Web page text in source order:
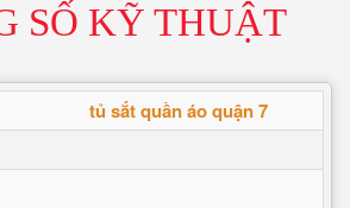
SỐ KỸ THUẬT
tủ sắt quần áo quận 7